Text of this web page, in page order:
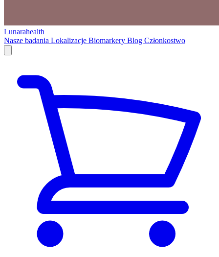
Lunarahealth
Nasze badania Lokalizacje Biomarkery Blog Członkostwo